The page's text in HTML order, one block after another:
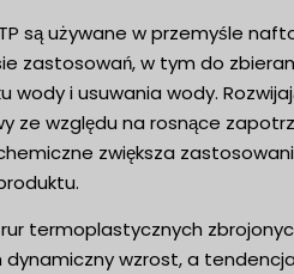
są używane w przemyśle
zastosowań, w tym do
wody i usuwania wody.
ze względu na rosnące
zwiększa
rur termoplastycznych
wzrost, a